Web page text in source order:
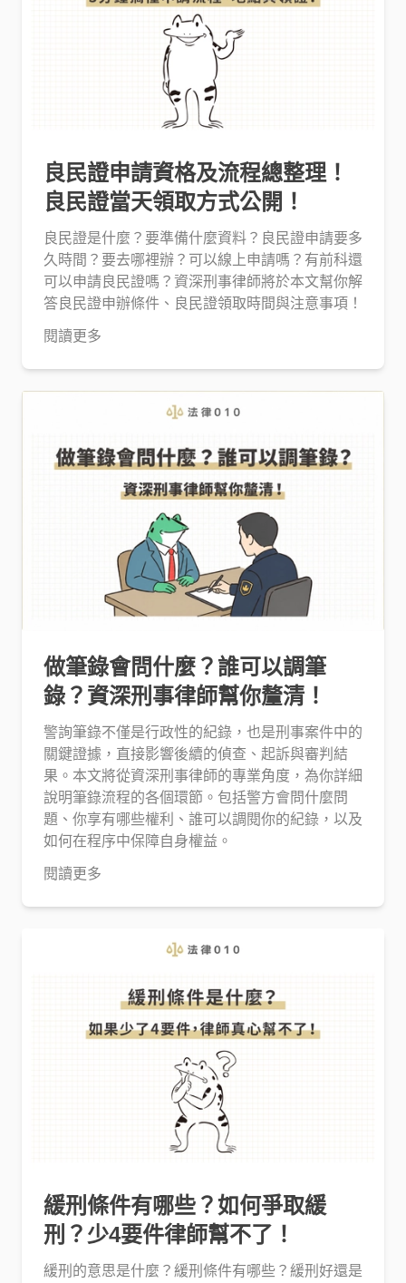
良民證申請資格及流程總整理！
良民證當天領取方式公開！
良民證是什麼？要準備什麼資料？良民證申請要多
久時間？要去哪裡辦？可以線上申請嗎？有前科還
可以申請良民證嗎？資深刑事律師將於本文幫你解
答良民證申辦條件、良民證領取時間與注意事項！
閱讀更多
做筆錄會問什麼？誰可以調筆
錄？資深刑事律師幫你釐清！
警詢筆錄不僅是行政性的紀錄，也是刑事案件中的
關鍵證據，直接影響後續的偵查、起訴與審判結
果。本文將從資深刑事律師的專業角度，為你詳細
說明筆錄流程的各個環節。包括警方會問什麼問
題、你享有哪些權利、誰可以調閱你的紀錄，以及
如何在程序中保障自身權益。
閱讀更多
緩刑條件有哪些？如何爭取緩
刑？少4要件律師幫不了！
緩刑的意思是什麼？緩刑條件有哪些？緩刑好還是